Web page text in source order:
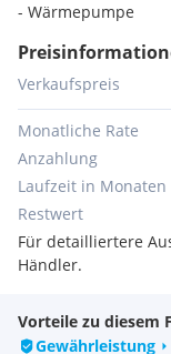
- Wärmepumpe
- Navigation
- Sitzheizung
- Lenkradheizung
- Klimaautomatik
- Apple Car Play
- Abstandstempomat
- Bluetooth
- 360°-Kamera
- Parksensoren
- LED Scheinwerfer
- elektrische
Verkaufspreis
Monatliche Rate
Anzahlung
Laufzeit in Monaten
Restwert
Für detailliertere
Händler.
Vorteile zu diesem
Gewährleistung